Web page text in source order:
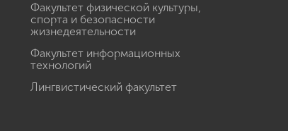
Факультет физической культуры,
спорта и безопасности
жизнедеятельности
Факультет информационных
технологий
Лингвистический факультет